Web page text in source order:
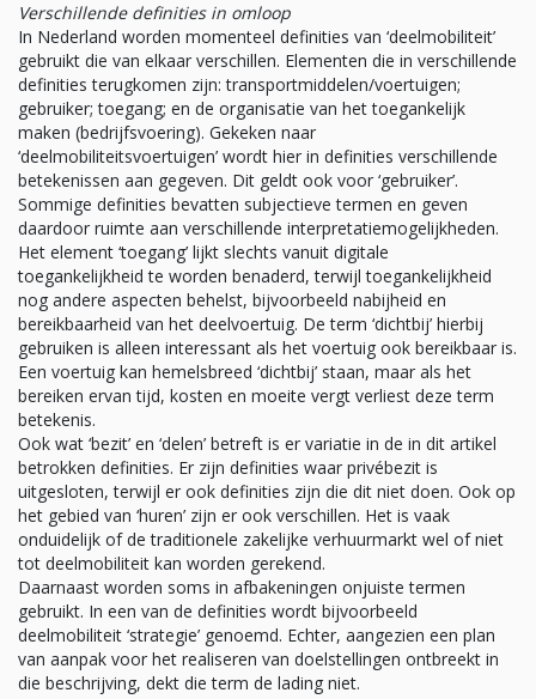
Verschillende definities in omloop
In Nederland worden momenteel definities van ‘deelmobiliteit’
gebruikt die van elkaar verschillen. Elementen die in verschillende
definities terugkomen zijn: transportmiddelen/voertuigen;
gebruiker; toegang; en de organisatie van het toegankelijk
maken (bedrijfsvoering). Gekeken naar
‘deelmobiliteitsvoertuigen’ wordt hier in definities verschillende
betekenissen aan gegeven. Dit geldt ook voor ‘gebruiker’.
Sommige definities bevatten subjectieve termen en geven
daardoor ruimte aan verschillende interpretatiemogelijkheden.
Het element ‘toegang’ lijkt slechts vanuit digitale
toegankelijkheid te worden benaderd, terwijl toegankelijkheid
nog andere aspecten behelst, bijvoorbeeld nabijheid en
bereikbaarheid van het deelvoertuig. De term ‘dichtbij’ hierbij
gebruiken is alleen interessant als het voertuig ook bereikbaar is.
Een voertuig kan hemelsbreed ‘dichtbij’ staan, maar als het
bereiken ervan tijd, kosten en moeite vergt verliest deze term
betekenis.
Ook wat ‘bezit’ en ‘delen’ betreft is er variatie in de in dit artikel
betrokken definities. Er zijn definities waar privébezit is
uitgesloten, terwijl er ook definities zijn die dit niet doen. Ook op
het gebied van ‘huren’ zijn er ook verschillen. Het is vaak
onduidelijk of de traditionele zakelijke verhuurmarkt wel of niet
tot deelmobiliteit kan worden gerekend.
Daarnaast worden soms in afbakeningen onjuiste termen
gebruikt. In een van de definities wordt bijvoorbeeld
deelmobiliteit ‘strategie’ genoemd. Echter, aangezien een plan
van aanpak voor het realiseren van doelstellingen ontbreekt in
die beschrijving, dekt die term de lading niet.